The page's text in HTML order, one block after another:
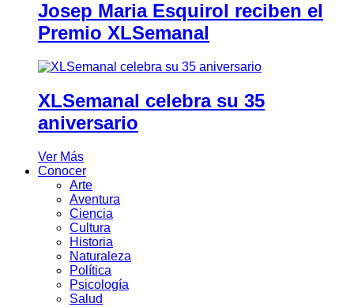
Josep Maria Esquirol reciben el
Premio XLSemanal
XLSemanal celebra su 35
aniversario
Ver Más
Conocer
Arte
Aventura
Ciencia
Cultura
Historia
Naturaleza
Política
Psicología
Salud